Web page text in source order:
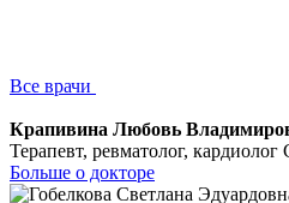
Все врачи
Крапивина Любовь
Терапевт, ревматолог, кардиолог
Больше о докторе